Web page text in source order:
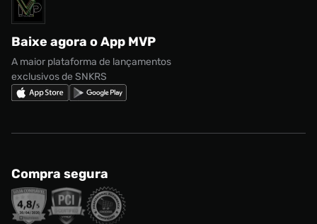
Marcas
adidas Campus
Nike Shox
Política de privacidade
Regulamento CRM/ CASHBACK
Regulamento Cupom
Solicite seus dados
Baixe agora o App MVP
A maior plataforma de lançamentos
exclusivos de SNKRS
Compra segura